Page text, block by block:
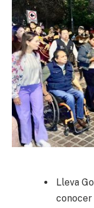
Lleva